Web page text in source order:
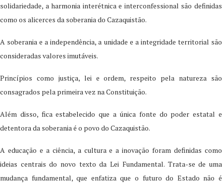
solidariedade, a harmonia interétnica e interconfessional são definidas
como os alicerces da soberania do Cazaquistão.
A soberania e a independência, a unidade e a integridade territorial são
consideradas valores imutáveis.
Princípios como justiça, lei e ordem, respeito pela natureza são
consagrados pela primeira vez na Constituição.
Além disso, fica estabelecido que a única fonte do poder estatal e
detentora da soberania é o povo do Cazaquistão.
A educação e a ciência, a cultura e a inovação foram definidas como
ideias centrais do novo texto da Lei Fundamental. Trata-se de uma
mudança fundamental, que enfatiza que o futuro do Estado não é